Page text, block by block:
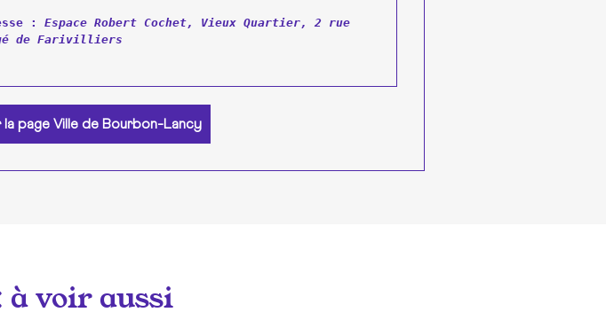
: Espace Robert Cochet, Vieux Quartier, 2 rue
de Farivilliers
la page Ville de Bourbon-Lancy
à voir aussi